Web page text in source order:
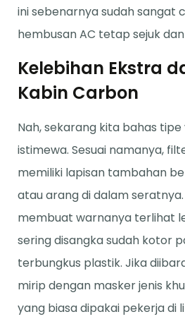
ini sebenarnya sudah sangat
hembusan AC tetap sejuk
Kelebihan Ekstra
Kabin Carbon
Nah, sekarang kita bahas
istimewa. Sesuai namanya,
memiliki lapisan tambahan
atau arang di dalam
membuat warnanya terlihat
sering disangka sudah kotor
terbungkus plastik. Jika
mirip dengan masker jenis
yang biasa dipakai pekerja di